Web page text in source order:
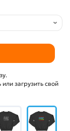
загрузить свой